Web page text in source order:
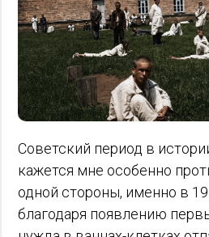
Советский период в
кажется мне особенно
одной стороны, именно в
благодаря появлению